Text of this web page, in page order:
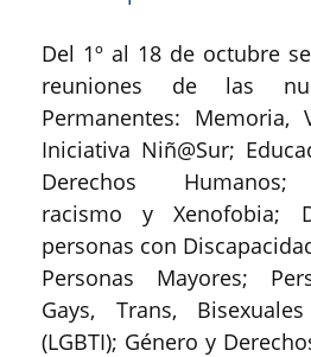
Del 1º al 18 de octubre
reuniones de las
Permanentes: Memoria,
Iniciativa Niñ@Sur;
Derechos Humanos;
racismo y Xenofobia;
personas con
Personas Mayores;
Gays, Trans,
(LGBTI); Género y